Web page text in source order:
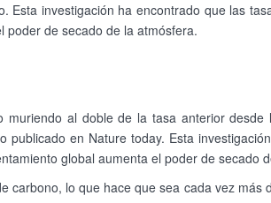
investigación ha encontrado que las
poder de secado de la atmósfera.
al doble de la tasa anterior
en Nature today. Esta
global aumenta el poder de secado
carbono, lo que hace que sea cada vez